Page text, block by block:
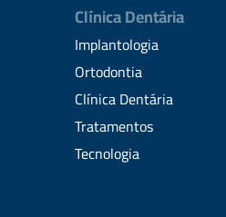
Clínica Dentária
Implantologia
Ortodontia
Clínica Dentária
Tratamentos
Tecnologia